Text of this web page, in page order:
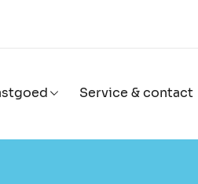
Service & contact